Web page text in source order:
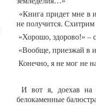
«Книга придет мне в
не получится.
«Хорошо, здорово!» –
«Вообще, приезжай в
Конечно, я не мог не
И вот я, доехав на
белокаменные